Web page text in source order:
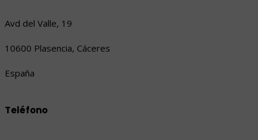
Avd del Valle, 19
10600 Plasencia, Cáceres
España
Teléfono